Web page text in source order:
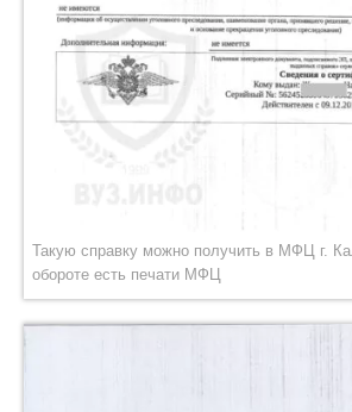
Такую справку можно получить в МФЦ г.
обороте есть печати МФЦ